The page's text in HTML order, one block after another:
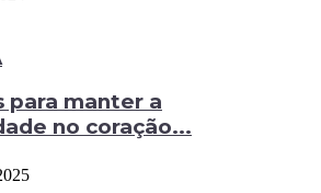
para manter a
no coração...